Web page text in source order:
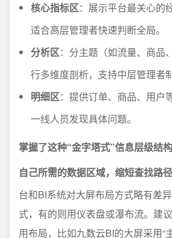
核心指标区：展示平台最关心的
适合高层管理者快速判断全局。
分析区：分主题（如流量、商品
行多维度剖析，支持中层管理者
明细区：提供订单、商品、用户
一线人员发现具体问题。
掌握了这种“金字塔式”信息层级结
自己所需的数据区域，缩短查找路径
台和BI系统对大屏布局方式略有差
式，有的则用仪表盘或瀑布流。建
用布局，比如九数云BI的大屏采用“